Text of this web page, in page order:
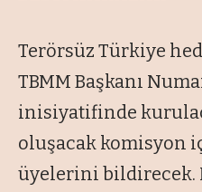
Terörsüz Türkiye
TBMM Başkanı
inisiyatifinde
oluşacak komisyon
üyelerini bildirecek.